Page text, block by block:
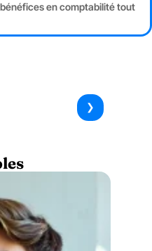
en comptabilité tout